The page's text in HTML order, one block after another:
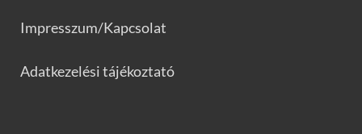
Impresszum/Kapcsolat
Adatkezelési tájékoztató